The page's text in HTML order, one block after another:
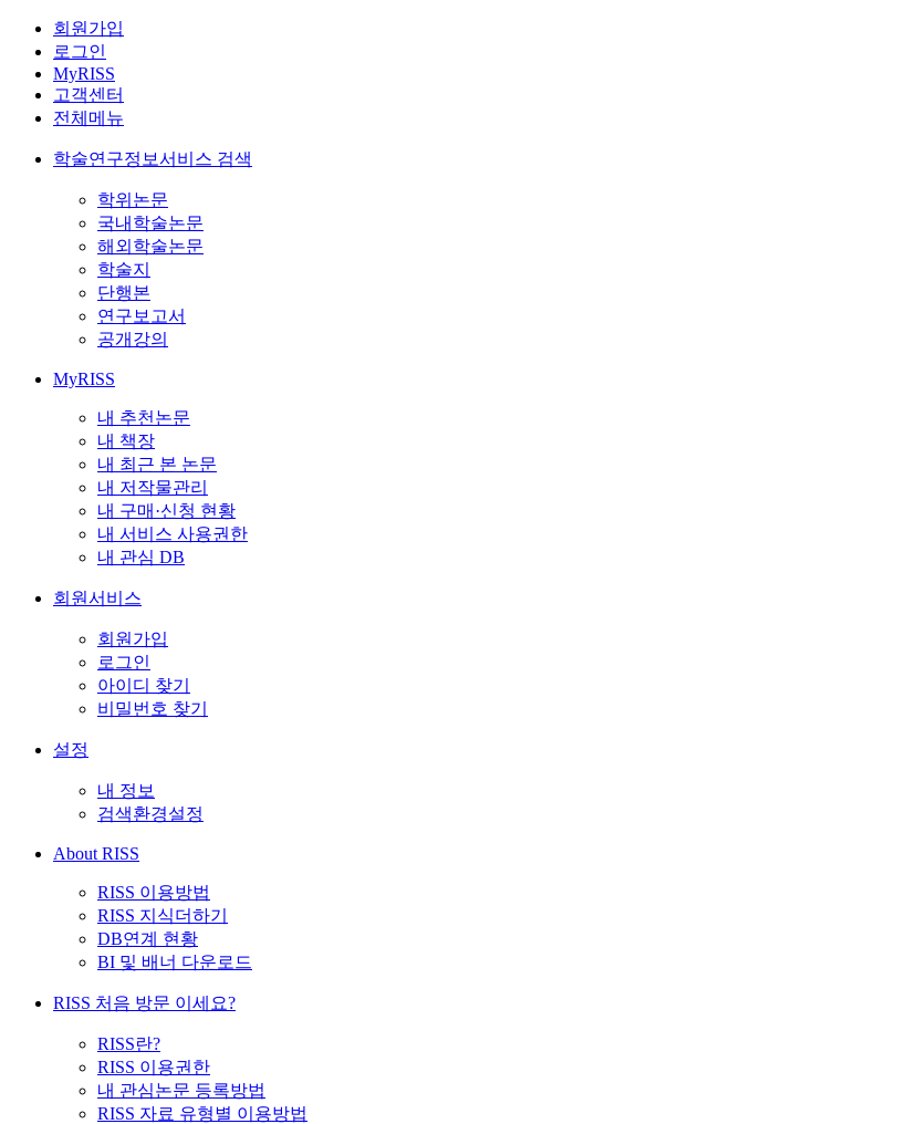
회원가입
로그인
MyRISS
고객센터
전체메뉴
학술연구정보서비스 검색
학위논문
국내학술논문
해외학술논문
학술지
단행본
연구보고서
공개강의
MyRISS
내 추천논문
내 책장
내 최근 본 논문
내 저작물관리
내 구매·신청 현황
내 서비스 사용권한
내 관심 DB
회원서비스
회원가입
로그인
아이디 찾기
비밀번호 찾기
설정
내 정보
검색환경설정
About RISS
RISS 이용방법
RISS 지식더하기
DB연계 현황
BI 및 배너 다운로드
RISS 처음 방문 이세요?
RISS란?
RISS 이용권한
내 관심논문 등록방법
RISS 자료 유형별 이용방법